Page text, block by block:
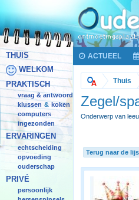
THUIS
WELKOM
PRAKTISCH
vraag & antwoord
klussen & koken
computers
ingezonden
ERVARINGEN
echtscheiding
opvoeding
ouderschap
PRIVÉ
persoonlijk
ACTUEEL
Thuis
Zegel/
Onderwerp van
Terug naar de